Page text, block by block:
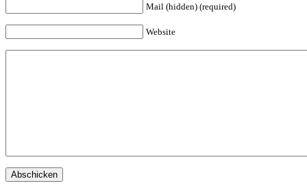
Mail (hidden) (required)
Website